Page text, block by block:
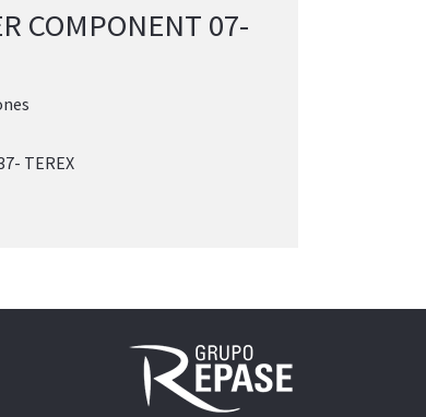
COMPONENT 07-
TEREX